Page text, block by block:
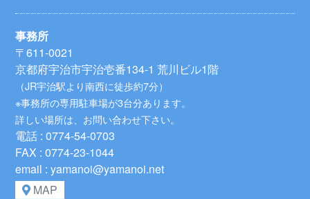
事務所
〒611-0021
京都府宇治市宇治壱番134-1 荒川ビル1階
（JR宇治駅より南西に徒歩約7分）
※事務所の専用駐車場が3台分あります。
詳しい場所は、お問い合わせ下さい。
電話 : 0774-54-0703
FAX : 0774-23-1044
email : yamanoi@yamanoi.net
MAP